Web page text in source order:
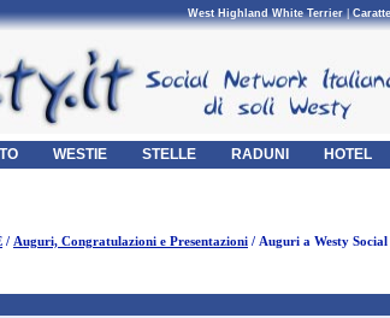
West Highland White Terrier|
WESTIE STELLE RADUNI HOTEL
/ Auguri, Congratulazioni e Presentazioni / Auguri a Westy